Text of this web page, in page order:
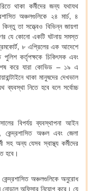
থাকা কর্মীদের জন্য যথাযথ
অঞ্চলগুলিকে ২৪ মার্চ, ৪
তা সত্ত্বেও বিভিন্ন জায়গা
যে কোনো একটি ঘটনায় সমস্ত
৮ এপ্রিলের এক আদেশে
কর্তৃপক্ষকে চিকিৎসক এবং
করে যারা কোভিড – ১৯ এ
থাকা মানুষদের দেখভাল
ব্যবস্থা নিতে হবে বলে সর্বোচ্চ
বিপর্যয় ব্যবস্থাপনা আইন
কেন্দ্রশাসিত অঞ্চল এবং জেলা
সহ অন্য যেসব স্বাস্থ্য কর্মীদের
হবে।
কেন্দ্রশাসিত অঞ্চলগুলিকে অনুরোধ
নোডাল অফিসার নিয়োগ করে। যে